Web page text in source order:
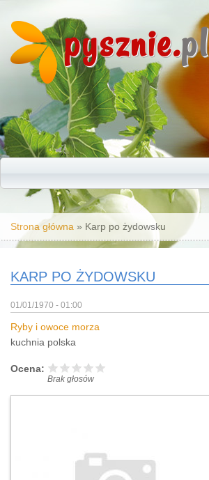
pysznie.pl
Jesteś tutaj
Strona główna » Karp po żydowsku
KARP PO ŻYDOWSKU
01/01/1970 - 01:00
Ryby i owoce morza
kuchnia polska
Ocena:
Brak głosów